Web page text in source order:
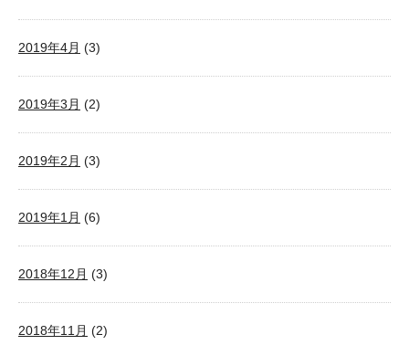
2019年4月 (3)
2019年3月 (2)
2019年2月 (3)
2019年1月 (6)
2018年12月 (3)
2018年11月 (2)